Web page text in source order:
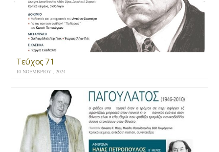
Τεύχος 71
10 ΝΟΕΜΒΡΊΟΥ , 2024